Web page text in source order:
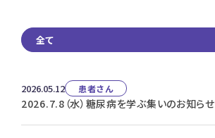
2026.05.12 患者さん
2026.7.8（水）糖尿病を学ぶ集いのお知らせ